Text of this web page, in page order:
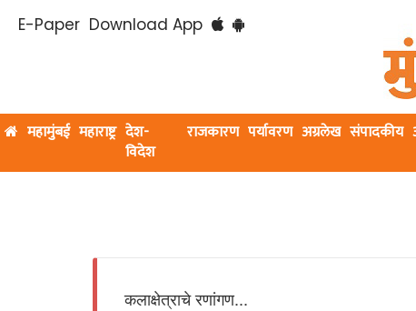
E-Paper Download App
महामुंबई महाराष्ट्र देश-
विदेश
राजकारण पर्यावरण अग्रलेख संपादकीय
कलाक्षेत्राचे रणांगण...